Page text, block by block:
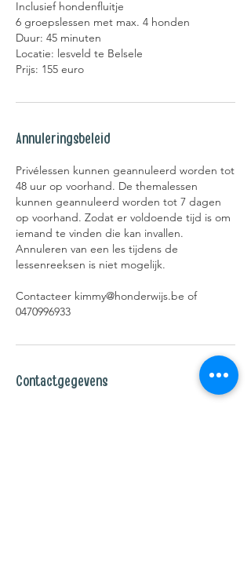
Inclusief hondenfluitje
6 groepslessen met max. 4 honden
Duur: 45 minuten
Locatie: lesveld te Belsele
Prijs: 155 euro
Annuleringsbeleid
Privélessen kunnen geannuleerd worden tot
48 uur op voorhand. De themalessen
kunnen geannuleerd worden tot 7 dagen
op voorhand. Zodat er voldoende tijd is om
iemand te vinden die kan invallen.
Annuleren van een les tijdens de
lessenreeksen is niet mogelijk.
Contacteer kimmy@honderwijs.be of
0470996933
Contactgegevens